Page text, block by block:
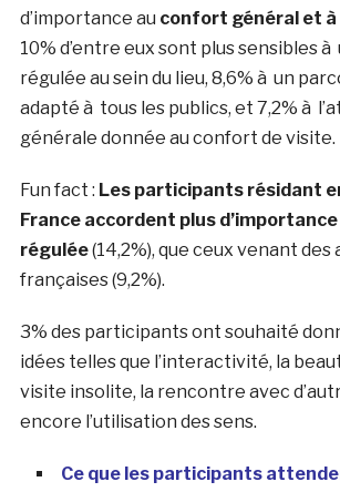
d’importance au confort général et à
10% d’entre eux sont plus sensibles
régulée au sein du lieu, 8,6% à un
adapté à tous les publics, et 7,2% à
générale donnée au confort de visite.
Fun fact : Les participants résidant
France accordent plus
régulée(14,2%), que ceux venant
françaises (9,2%).
3% des participants ont souhaité
idées telles que l’interactivité, la
visite insolite, la rencontre avec
encore l’utilisation des sens.
Ce que les participants